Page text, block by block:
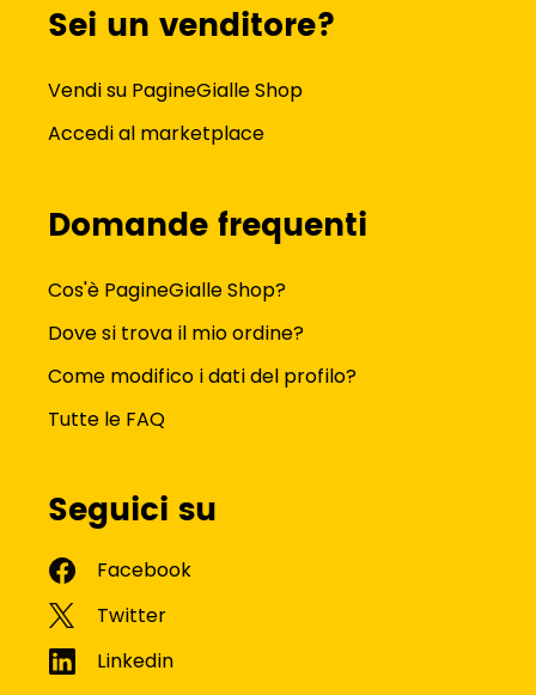
Sei un venditore?
Vendi su PagineGialle Shop
Accedi al marketplace
Domande frequenti
Cos'è PagineGialle Shop?
Dove si trova il mio ordine?
Come modifico i dati del profilo?
Tutte le FAQ
Seguici su